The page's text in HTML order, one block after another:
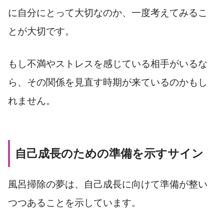
に自分にとって大切なのか、一度考えてみるこ
とが大切です。
もし不満やストレスを感じている相手がいるな
ら、その関係を見直す時期が来ているのかもし
れません。
自己成長のための準備を示すサイン
風呂掃除の夢は、自己成長に向けて準備が整い
つつあることを示しています。